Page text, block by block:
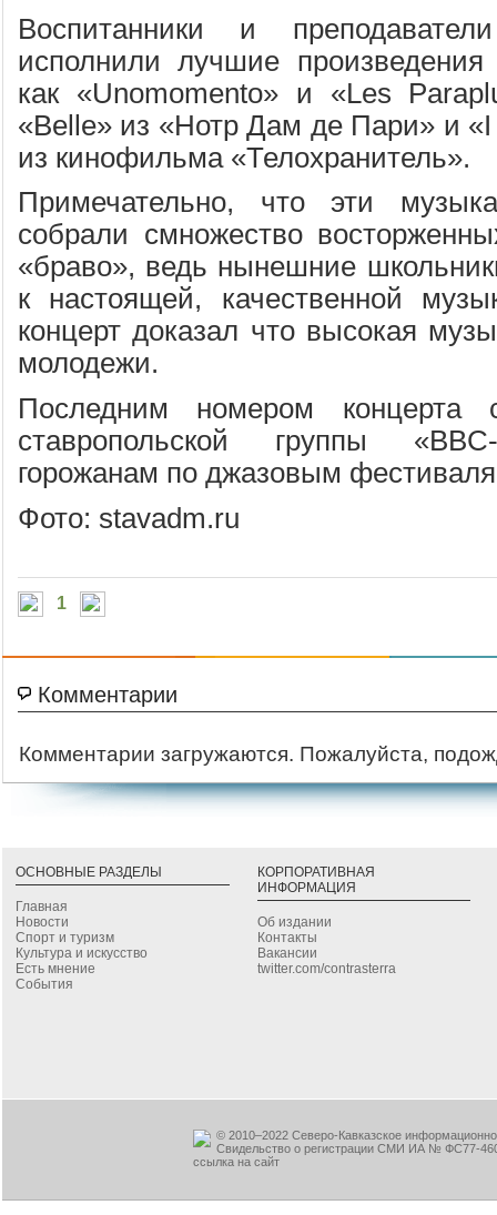
Воспитанники и
исполнили лучшие произведения
как «Unomomento» и «Les
«Belle» из «Нотр Дам де Пари» и
из кинофильма «Телохранитель».
Примечательно, что эти
собрали смножество
«браво», ведь нынешние
к настоящей, качественной
концерт доказал что высокая
молодежи.
Последним номером концерта
ставропольской группы
горожанам по джазовым
Фото: stavadm.ru
1
Комментарии
Комментарии загружаются. Пожалуйста,
ОСНОВНЫЕ РАЗДЕЛЫ
Главная
Новости
Спорт и туризм
Культура и искусство
Есть мнение
События
КОРПОРАТИВНАЯ
ИНФОРМАЦИЯ
Об издании
Контакты
Вакансии
twitter.com/contrasterra
© 2010–2022 Северо-Кавказское
Свидельство о регистрации СМИ ИА № ФС77-
ссылка на сайт